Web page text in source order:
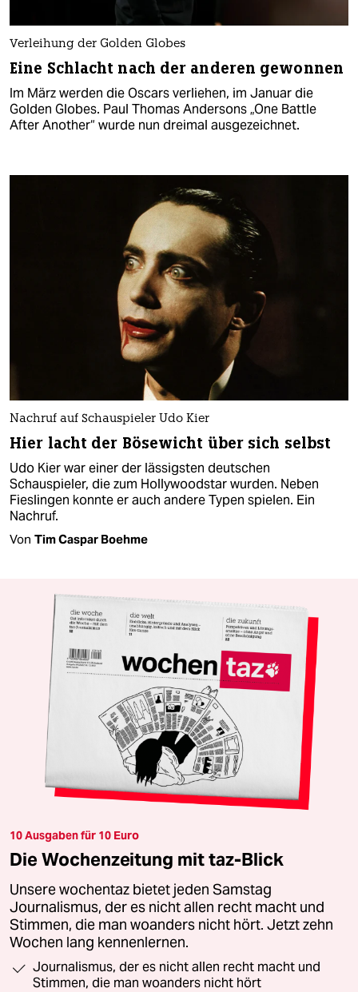
Verleihung der Golden Globes
Eine Schlacht nach der anderen gewonnen
Im März werden die Oscars verliehen, im Januar die
Golden Globes. Paul Thomas Andersons „One Battle
After Another“ wurde nun dreimal ausgezeichnet.
Nachruf auf Schauspieler Udo Kier
Hier lacht der Bösewicht über sich selbst
Udo Kier war einer der lässigsten deutschen
Schauspieler, die zum Hollywoodstar wurden. Neben
Fieslingen konnte er auch andere Typen spielen. Ein
Nachruf.
Von Tim Caspar Boehme
10 Ausgaben für 10 Euro
Die Wochenzeitung mit taz-Blick
Unsere wochentaz bietet jeden Samstag
Journalismus, der es nicht allen recht macht und
Stimmen, die man woanders nicht hört. Jetzt zehn
Wochen lang kennenlernen.
Journalismus, der es nicht allen recht macht und
Stimmen, die man woanders nicht hört